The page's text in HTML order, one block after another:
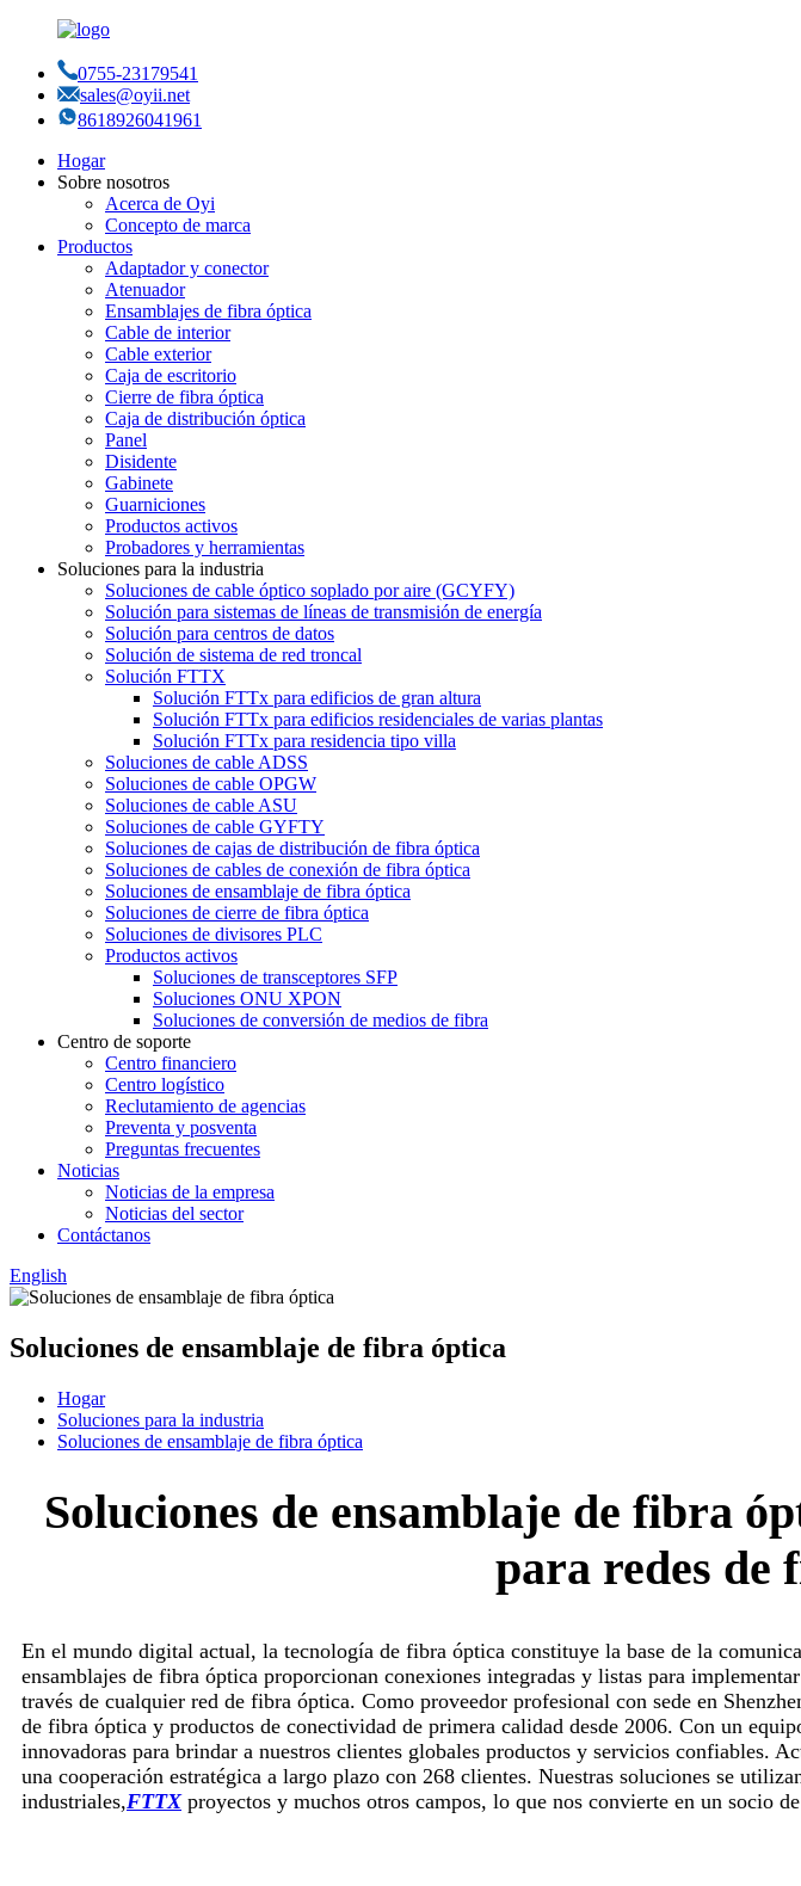
0755-23179541
sales@oyii.net
8618926041961
Hogar
Sobre nosotros
Acerca de Oyi
Concepto de marca
Productos
Adaptador y conector
Atenuador
Ensamblajes de fibra óptica
Cable de interior
Cable exterior
Caja de escritorio
Cierre de fibra óptica
Caja de distribución óptica
Panel
Disidente
Gabinete
Guarniciones
Productos activos
Probadores y herramientas
Soluciones para la industria
Soluciones de cable óptico soplado por aire (GCYFY)
Solución para sistemas de líneas de transmisión de energía
Solución para centros de datos
Solución de sistema de red troncal
Solución FTTX
Solución FTTx para edificios de gran altura
Solución FTTx para edificios residenciales de varias plantas
Solución FTTx para residencia tipo villa
Soluciones de cable ADSS
Soluciones de cable OPGW
Soluciones de cable ASU
Soluciones de cable GYFTY
Soluciones de cajas de distribución de fibra óptica
Soluciones de cables de conexión de fibra óptica
Soluciones de ensamblaje de fibra óptica
Soluciones de cierre de fibra óptica
Soluciones de divisores PLC
Productos activos
Soluciones de transceptores SFP
Soluciones ONU XPON
Soluciones de conversión de medios de fibra
Centro de soporte
Centro financiero
Centro logístico
Reclutamiento de agencias
Preventa y posventa
Preguntas frecuentes
Noticias
Noticias de la empresa
Noticias del sector
Contáctanos
English
Soluciones de ensamblaje de fibra óptica
Hogar
Soluciones para la industria
Soluciones de ensamblaje de fibra óptica
Soluciones de ensamblaje de fibra
para redes de
En el mundo digital actual, la tecnología de fibra óptica constituye la base de la
ensamblajes de fibra óptica proporcionan conexiones integradas y listas para
través de cualquier red de fibra óptica. Como proveedor profesional con sede en
de fibra óptica y productos de conectividad de primera calidad desde 2006. Con un
innovadoras para brindar a nuestros clientes globales productos y servicios confiables.
una cooperación estratégica a largo plazo con 268 clientes. Nuestras soluciones se
industriales,FTTX proyectos y muchos otros campos, lo que nos convierte en un socio